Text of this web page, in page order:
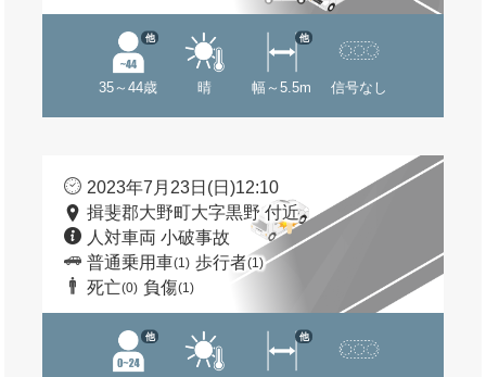
35～44歳
他
晴 幅～5.5m
他
信号なし
2023年7月23日(日)12:10
揖斐郡大野町大字黒野 付近
人対車両 小破事故
普通乗用車(1) 歩行者(1)
死亡(0) 負傷(1)
他 他